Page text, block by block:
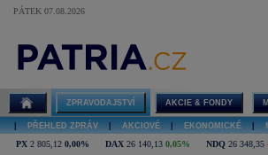
PÁTEK 07.08.2026
ZPRAVODAJSTVÍ AKCIE & FONDY
PŘEHLED ZPRÁV AKCIOVÉ EKONOMICKÉ
PX 2 805,12 0,00% DAX 26 140,13 0,05% NDQ 26 348,35